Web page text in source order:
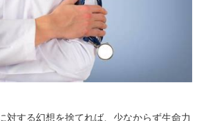
対する幻想を捨てれば、少なからず生命力